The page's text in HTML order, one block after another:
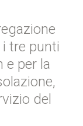
tre punti
e per la
del